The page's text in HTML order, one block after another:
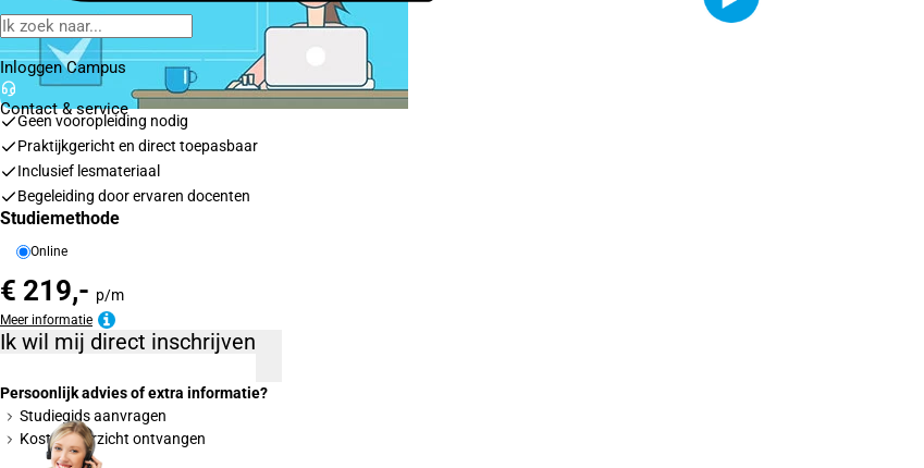
Inloggen Campus
Contact& service
Geen vooropleiding nodig
Praktijkgericht en direct toepasbaar
Inclusief lesmateriaal
Begeleiding door ervaren docenten
Studiemethode
Online
€ 219,- p/m
Meer informatie
Ik wil mij direct inschrijven
Persoonlijk advies of extra informatie?
Studiegids aanvragen
Kostenoverzicht ontvangen